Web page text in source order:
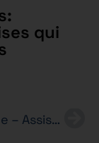
qui
Alternance – Assistant(e) Commercial(e) – (H/F) – Moët Hennessy Europe – BTS NDRC